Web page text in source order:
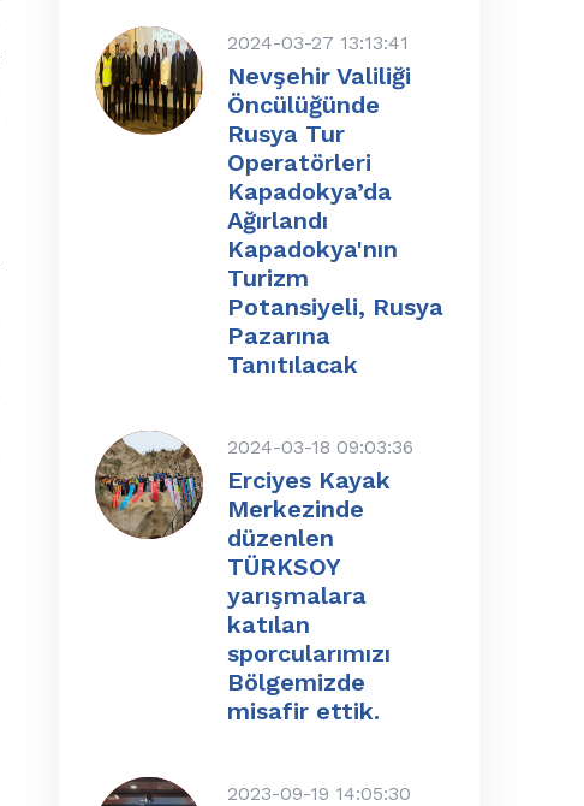
2024-03-27 13:13:41
Nevşehir Valiliği
Öncülüğünde
Rusya Tur
Operatörleri
Kapadokya’da
Ağırlandı
Kapadokya'nın
Turizm
Potansiyeli, Rusya
Pazarına
Tanıtılacak
2024-03-18 09:03:36
Erciyes Kayak
Merkezinde
düzenlen
TÜRKSOY
yarışmalara
katılan
sporcularımızı
Bölgemizde
misafir ettik.
2023-09-19 14:05:30